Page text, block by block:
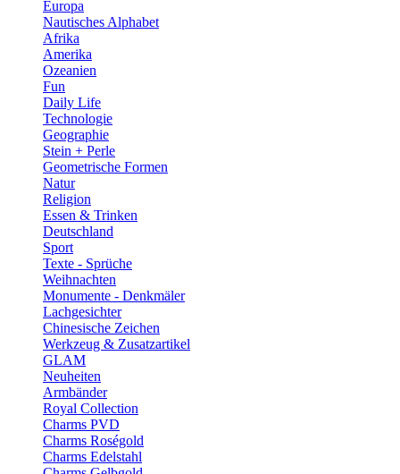
Europa
Nautisches Alphabet
Afrika
Amerika
Ozeanien
Fun
Daily Life
Technologie
Geographie
Stein + Perle
Geometrische Formen
Natur
Religion
Essen & Trinken
Deutschland
Sport
Texte - Sprüche
Weihnachten
Monumente - Denkmäler
Lachgesichter
Chinesische Zeichen
Werkzeug & Zusatzartikel
GLAM
Neuheiten
Armbänder
Royal Collection
Charms PVD
Charms Roségold
Charms Edelstahl